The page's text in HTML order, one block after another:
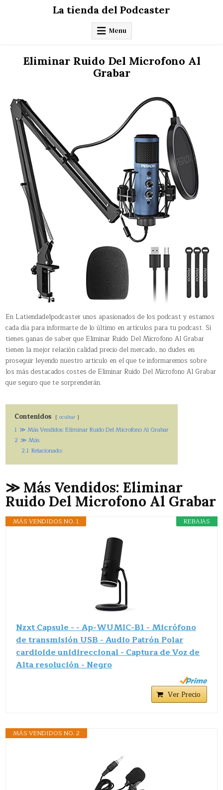
La tienda del Podcaster
Menu
Eliminar Ruido Del Microfono Al
Grabar
En Latiendadelpodcaster unos apasionados de los podcast y estamos
cada día para informarte de lo último en artículos para tu podcast. Si
tienes ganas de saber que Eliminar Ruido Del Microfono Al Grabar
tienen la mejor relación calidad precio del mercado, no dudes en
proseguir leyendo nuestro articulo en el que te informaremos sobre
los más destacados costes de Eliminar Ruido Del Microfono Al Grabar
que seguro que te sorprenderán.
Contenidos ocultar
1 ≫ Más Vendidos: Eliminar Ruido Del Microfono Al Grabar
2 ≫ Más
2.1 Relacionado:
≫ Más Vendidos: Eliminar
Ruido Del Microfono Al Grabar
REBAJAS
MÁS VENDIDOS NO. 1
Nzxt Capsule - - Ap-WUMIC-B1 - Micrófono
de transmisión USB - Audio Patrón Polar
cardioide unidireccional - Captura de Voz de
Alta resolución - Negro
Ver Precio
MÁS VENDIDOS NO. 2